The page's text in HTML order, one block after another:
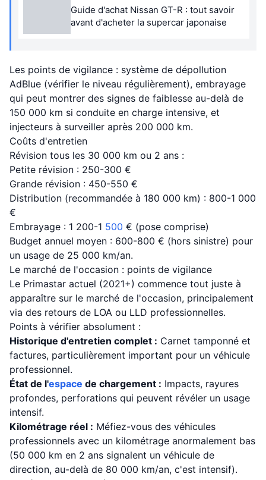
Guide d'achat Nissan GT-R : tout savoir
avant d'acheter la supercar japonaise
Les points de vigilance : système de dépollution
AdBlue (vérifier le niveau régulièrement), embrayage
qui peut montrer des signes de faiblesse au-delà de
150 000 km si conduite en charge intensive, et
injecteurs à surveiller après 200 000 km.
Coûts d'entretien
Révision tous les 30 000 km ou 2 ans :
Petite révision : 250-300 €
Grande révision : 450-550 €
Distribution (recommandée à 180 000 km) : 800-1 000
€
Embrayage : 1 200-1 500 € (pose comprise)
Budget annuel moyen : 600-800 € (hors sinistre) pour
un usage de 25 000 km/an.
Le marché de l'occasion : points de vigilance
Le Primastar actuel (2021+) commence tout juste à
apparaître sur le marché de l'occasion, principalement
via des retours de LOA ou LLD professionnelles.
Points à vérifier absolument :
Historique d'entretien complet : Carnet tamponné et
factures, particulièrement important pour un véhicule
professionnel.
État de l'espace de chargement : Impacts, rayures
profondes, perforations qui peuvent révéler un usage
intensif.
Kilométrage réel : Méfiez-vous des véhicules
professionnels avec un kilométrage anormalement bas
(50 000 km en 2 ans signalent un véhicule de
direction, au-delà de 80 000 km/an, c'est intensif).